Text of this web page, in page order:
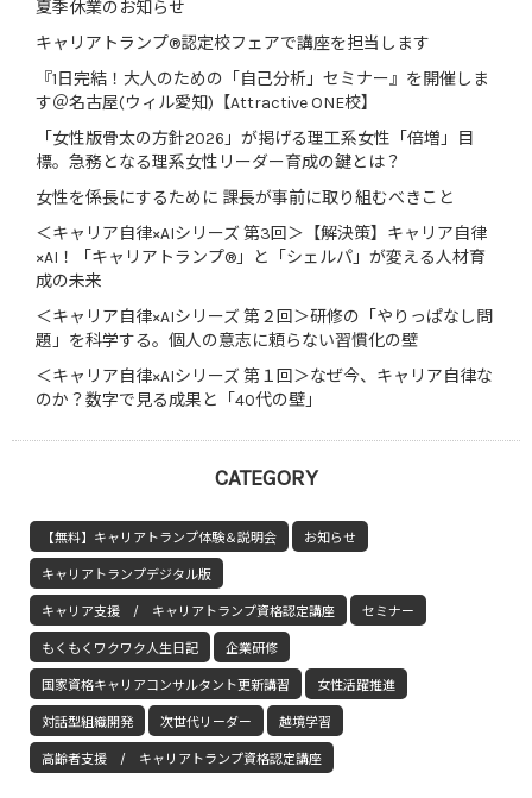
夏季休業のお知らせ
キャリアトランプ®認定校フェアで講座を担当します
『1日完結！大人のための「自己分析」セミナー』を開催しま
す＠名古屋(ウィル愛知)【Attractive ONE校】
「女性版骨太の方針2026」が掲げる理工系女性「倍増」目
標。急務となる理系女性リーダー育成の鍵とは？
女性を係長にするために 課長が事前に取り組むべきこと
＜キャリア自律×AIシリーズ 第3回＞【解決策】キャリア自律
×AI！「キャリアトランプ®」と「シェルパ」が変える人材育
成の未来
＜キャリア自律×AIシリーズ 第２回＞研修の「やりっぱなし問
題」を科学する。個人の意志に頼らない習慣化の壁
＜キャリア自律×AIシリーズ 第１回＞なぜ今、キャリア自律な
のか？数字で見る成果と「40代の壁」
CATEGORY
【無料】キャリアトランプ体験＆説明会 お知らせ
キャリアトランプデジタル版
キャリア支援 / キャリアトランプ資格認定講座 セミナー
もくもくワクワク人生日記 企業研修
国家資格キャリアコンサルタント更新講習 女性活躍推進
対話型組織開発 次世代リーダー 越境学習
高齢者支援 / キャリアトランプ資格認定講座